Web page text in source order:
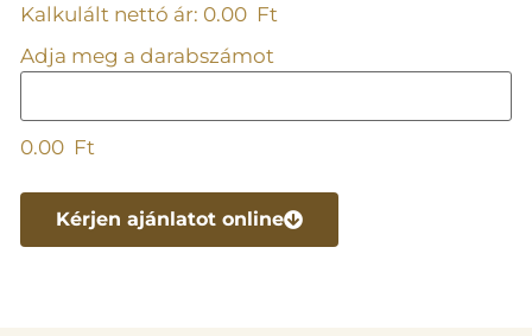
Kalkulált nettó ár: 0.00 Ft
Adja meg a darabszámot
0.00 Ft
Kérjen ajánlatot online